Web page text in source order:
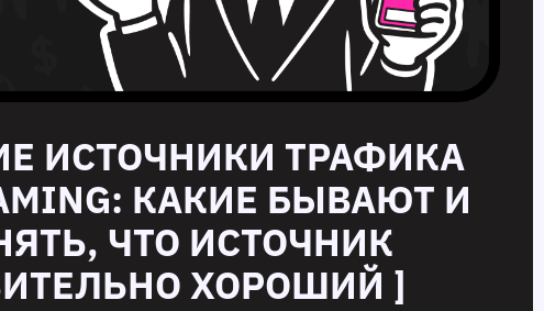
ИСТОЧНИКИ ТРАФИКА
КАКИЕ БЫВАЮТ И
ЧТО ИСТОЧНИК
ХОРОШИЙ ]